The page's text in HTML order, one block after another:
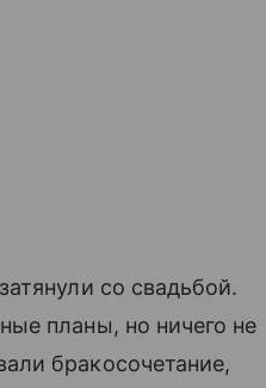
со свадьбой.
планы, но ничего не
бракосочетание,